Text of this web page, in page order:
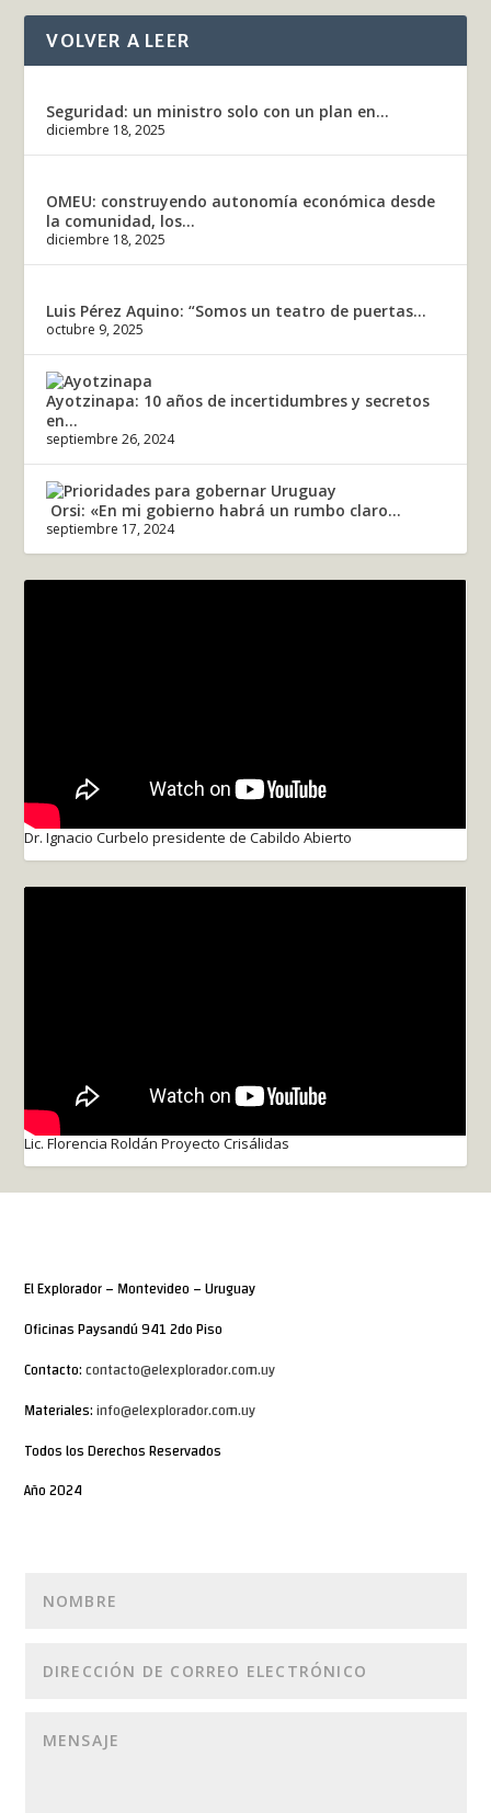
VOLVER A LEER
Seguridad: un ministro solo con un plan en...
diciembre 18, 2025
OMEU: construyendo autonomía económica desde
la comunidad, los...
diciembre 18, 2025
Luis Pérez Aquino: “Somos un teatro de puertas...
octubre 9, 2025
Ayotzinapa: 10 años de incertidumbres y secretos
en...
septiembre 26, 2024
Orsi: «En mi gobierno habrá un rumbo claro...
septiembre 17, 2024
Dr. Ignacio Curbelo presidente de Cabildo Abierto
Lic. Florencia Roldán Proyecto Crisálidas
El Explorador – Montevideo – Uruguay
Oficinas Paysandú 941 2do Piso
Contacto:contacto@elexplorador.com.uy
Materiales:info@elexplorador.com.uy
Todos los Derechos Reservados
Año 2024